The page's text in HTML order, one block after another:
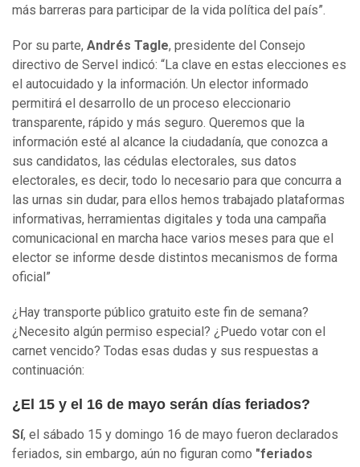
más barreras para participar de la vida política del país”.
Por su parte, Andrés Tagle, presidente del Consejo
directivo de Servel indicó: “La clave en estas elecciones es
el autocuidado y la información. Un elector informado
permitirá el desarrollo de un proceso eleccionario
transparente, rápido y más seguro. Queremos que la
información esté al alcance la ciudadanía, que conozca a
sus candidatos, las cédulas electorales, sus datos
electorales, es decir, todo lo necesario para que concurra a
las urnas sin dudar, para ellos hemos trabajado plataformas
informativas, herramientas digitales y toda una campaña
comunicacional en marcha hace varios meses para que el
elector se informe desde distintos mecanismos de forma
oficial”
¿Hay transporte público gratuito este fin de semana?
¿Necesito algún permiso especial? ¿Puedo votar con el
carnet vencido? Todas esas dudas y sus respuestas a
continuación:
¿El 15 y el 16 de mayo serán días feriados?
Sí, el sábado 15 y domingo 16 de mayo fueron declarados
feriados, sin embargo, aún no figuran como "feriados